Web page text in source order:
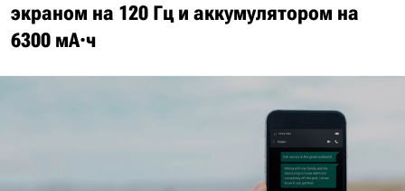
экраном на 120 Гц и аккумулятором на
6300 мА·ч